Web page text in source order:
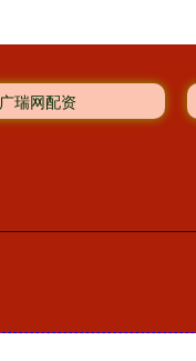
广瑞网配资